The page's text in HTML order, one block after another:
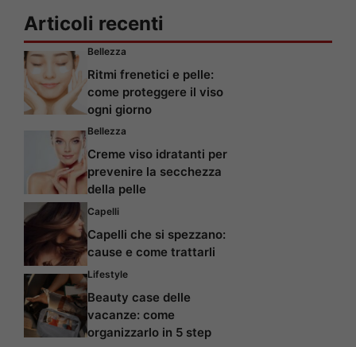
Articoli recenti
Bellezza
Ritmi frenetici e pelle:
come proteggere il viso
ogni giorno
Bellezza
Creme viso idratanti per
prevenire la secchezza
della pelle
Capelli
Capelli che si spezzano:
cause e come trattarli
Lifestyle
Beauty case delle
vacanze: come
organizzarlo in 5 step